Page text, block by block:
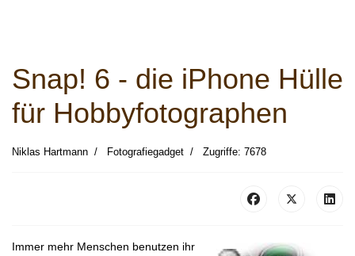
Snap! 6 - die iPhone Hülle
für Hobbyfotographen
Niklas Hartmann Fotografiegadget Zugriffe: 7678
Immer mehr Menschen benutzen ihr